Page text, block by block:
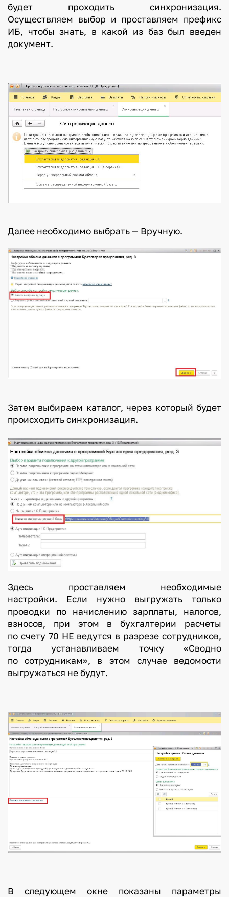
будет проходить синхронизация.
Осуществляем выбор и проставляем префикс
ИБ, чтобы знать, в какой из баз был введен
документ.
Далее необходимо выбрать — Вручную.
Затем выбираем каталог, через который будет
происходить синхронизация.
Здесь проставляем необходимые
настройки. Если нужно выгружать только
проводки по начислению зарплаты, налогов,
взносов, при этом в бухгалтерии расчеты
по счету 70 НЕ ведутся в разрезе сотрудников,
тогда устанавливаем точку «Сводно
по сотрудникам», в этом случае ведомости
выгружаться не будут.
В следующем окне показаны параметры